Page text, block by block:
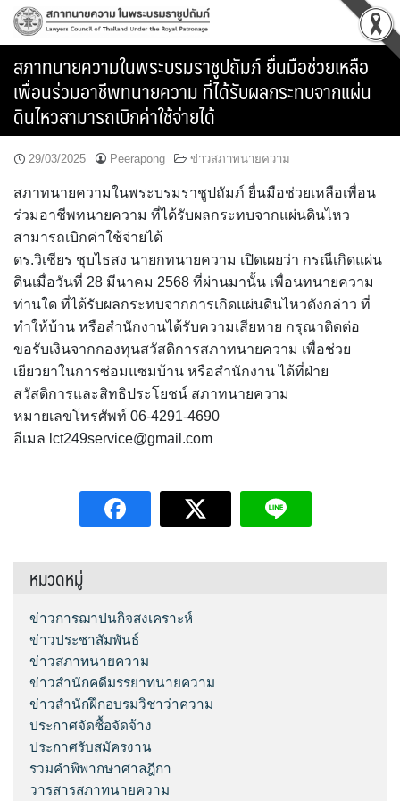
Skip
สภาทนายความในพระบรมราชูปถัมภ์ ยื่นมือช่วยเหลือ
เพื่อนร่วมอาชีพทนายความ ที่ได้รับผลกระทบจากแผ่น
ดินไหวสามารถเบิกค่าใช้จ่ายได้
29/03/2025 Peerapong ข่าวสภาทนายความ
สภาทนายความในพระบรมราชูปถัมภ์ ยื่นมือช่วยเหลือเพื่อน
ร่วมอาชีพทนายความ ที่ได้รับผลกระทบจากแผ่นดินไหว
สามารถเบิกค่าใช้จ่ายได้
ดร.วิเชียร ชุบไธสง นายกทนายความ เปิดเผยว่า กรณีเกิดแผ่น
ดินเมื่อวันที่ 28 มีนาคม 2568 ที่ผ่านมานั้น เพื่อนทนายความ
ท่านใด ที่ได้รับผลกระทบจากการเกิดแผ่นดินไหวดังกล่าว ที่
ทำให้บ้าน หรือสำนักงานได้รับความเสียหาย กรุณาติดต่อ
ขอรับเงินจากกองทุนสวัสดิการสภาทนายความ เพื่อช่วย
เยียวยาในการซ่อมแซมบ้าน หรือสำนักงาน ได้ที่ฝ่าย
สวัสดิการและสิทธิประโยชน์ สภาทนายความ
หมายเลขโทรศัพท์ 06-4291-4690
อีเมล lct249service@gmail.com
หมวดหมู่
ข่าวการฌาปนกิจสงเคราะห์
ข่าวประชาสัมพันธ์
ข่าวสภาทนายความ
ข่าวสำนักคดีมรรยาทนายความ
ข่าวสำนักฝึกอบรมวิชาว่าความ
ประกาศจัดซื้อจัดจ้าง
ประกาศรับสมัครงาน
รวมคำพิพากษาศาลฎีกา
วารสารสภาทนายความ